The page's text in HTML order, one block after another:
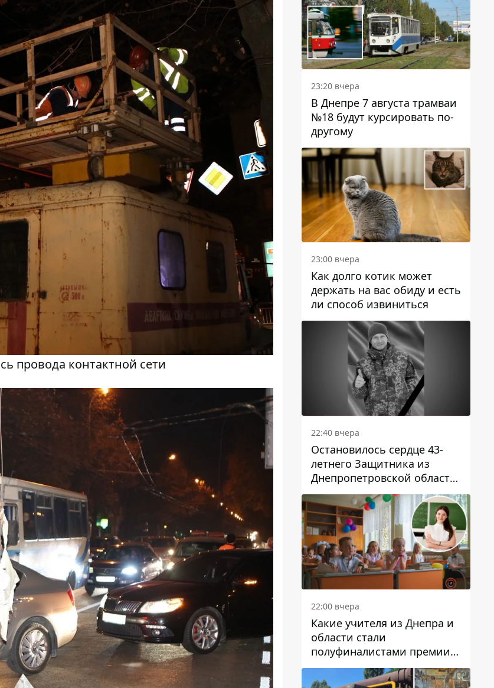
провода контактной сети
23:20 вчера
В Днепре 7 августа трамваи
№18 будут курсировать по-
другому
23:00 вчера
Как долго котик может
держать на вас обиду и есть
ли способ извиниться
22:40 вчера
Остановилось сердце 43-
летнего Защитника из
Днепропетровской области
Евгения Зинченко
22:00 вчера
Какие учителя из Днепра и
области стали
полуфиналистами премии
Global Teacher Prize Ukraine
2026